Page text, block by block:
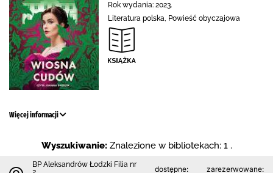
Rok wydania: 2023.
Literatura polska, Powieść obyczajowa
Więcej informacji
Wyszukiwanie: Znalezione w bibliotekach: 1 .
BP Aleksandrów Łodzki Filia nr
dostępne: zarezerwowane: